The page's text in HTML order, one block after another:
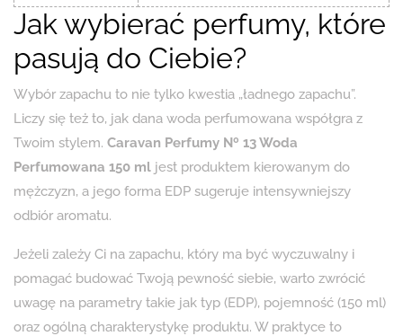
Jak wybierać perfumy, które
pasują do Ciebie?
Wybór zapachu to nie tylko kwestia „ładnego zapachu”.
Liczy się też to, jak dana woda perfumowana współgra z
Twoim stylem. Caravan Perfumy Nº 13 Woda
Perfumowana 150 ml jest produktem kierowanym do
mężczyzn, a jego forma EDP sugeruje intensywniejszy
odbiór aromatu.
Jeżeli zależy Ci na zapachu, który ma być wyczuwalny i
pomagać budować Twoją pewność siebie, warto zwrócić
uwagę na parametry takie jak typ (EDP), pojemność (150 ml)
oraz ogólną charakterystykę produktu. W praktyce to